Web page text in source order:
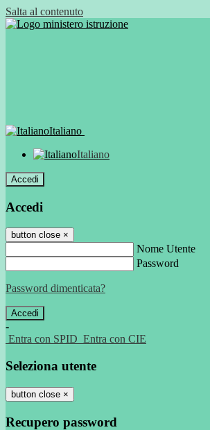
Salta al contenuto
Italiano
Italiano
Accedi
Accedi
button close ×
Nome Utente
Password
Password dimenticata?
-
Entra con SPID Entra con CIE
Seleziona utente
button close ×
Recupero password